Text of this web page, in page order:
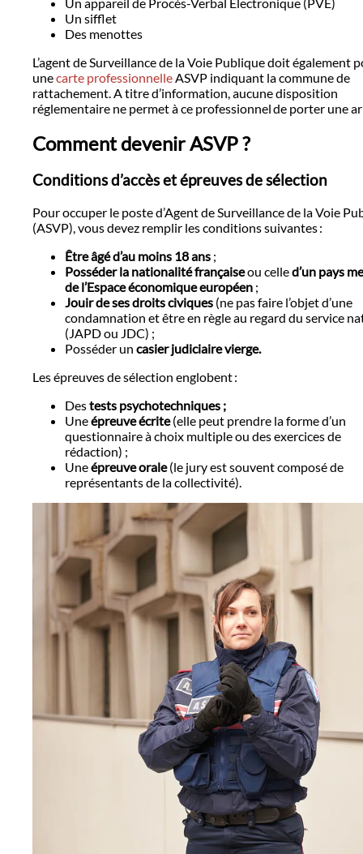
Un sifflet
Des menottes
L’agent de Surveillance de la Voie Publique doit également
unecarte professionnelle ASVP indiquant la commune de
rattachement. A titre d’information, aucune disposition
réglementaire ne permet à ce professionnel de porter une
Comment devenir ASVP ?
Conditions d’accès et épreuves de sélection
Pour occuper le poste d’Agent de Surveillance de la Voie
(ASVP), vous devez remplir les conditions suivantes :
Être âgé d’au moins 18 ans ;
Posséder la nationalité françaiseou celled’un pays
de l’Espace économique européen ;
Jouir de ses droits civiques (ne pas faire l’objet d’une
condamnation et être en règle au regard du service
(JAPD ou JDC) ;
Posséder un casier judiciaire vierge.
Les épreuves de sélection englobent :
Destests psychotechniques ;
Uneépreuve écrite(elle peut prendre la forme d’un
questionnaire à choix multiple ou des exercices de
rédaction) ;
Uneépreuve orale(le jury est souvent composé de
représentants de la collectivité).